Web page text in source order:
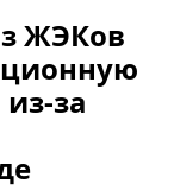
ЖЭКов
за